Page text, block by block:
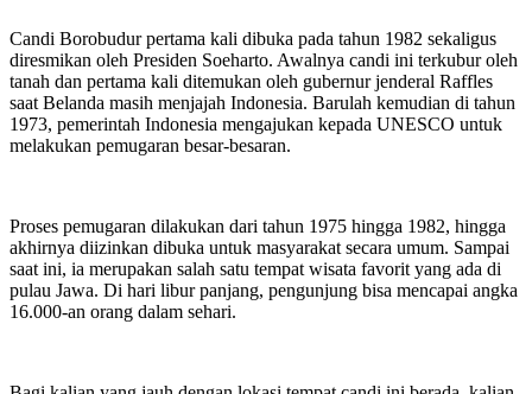
Candi Borobudur pertama kali dibuka pada tahun 1982 sekaligus
diresmikan oleh Presiden Soeharto. Awalnya candi ini terkubur oleh
tanah dan pertama kali ditemukan oleh gubernur jenderal Raffles
saat Belanda masih menjajah Indonesia. Barulah kemudian di tahun
1973, pemerintah Indonesia mengajukan kepada UNESCO untuk
melakukan pemugaran besar-besaran.
Proses pemugaran dilakukan dari tahun 1975 hingga 1982, hingga
akhirnya diizinkan dibuka untuk masyarakat secara umum. Sampai
saat ini, ia merupakan salah satu tempat wisata favorit yang ada di
pulau Jawa. Di hari libur panjang, pengunjung bisa mencapai angka
16.000-an orang dalam sehari.